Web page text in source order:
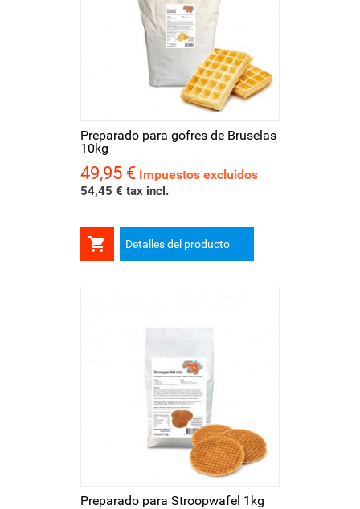
Preparado para gofres de Bruselas
10kg
Precio
49,95 € Impuestos excluidos
54,45 € tax incl.
 Detalles del producto
Preparado para Stroopwafel 1kg